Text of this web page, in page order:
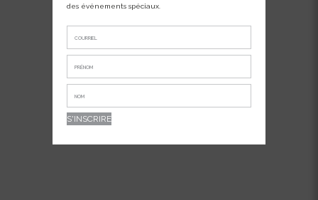
des événements spéciaux.